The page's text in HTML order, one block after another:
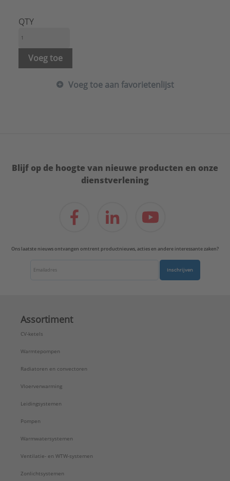
Nom. diameter flens:
Steekcirkel:
Type:
Serie:
Flenspakkingen
QTY
Voeg toe
Voeg toe aan favorietenlijst
Blijf op de hoogte van nieuwe producten en onze
dienstverlening
Ons laatste nieuws ontvangen omtrent productnieuws, acties en andere interessante zaken?
Inschrijven
Assortiment
CV-ketels
Warmtepompen
Radiatoren en convectoren
Vloerverwarming
Leidingsystemen
Pompen
Warmwatersystemen
Ventilatie- en WTW-systemen
Zonlichtsystemen